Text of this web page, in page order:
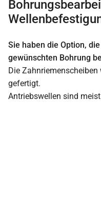
Sie haben die Option,
gewünschten Bohrung
Die
gefertigt.
Antriebswellen sind